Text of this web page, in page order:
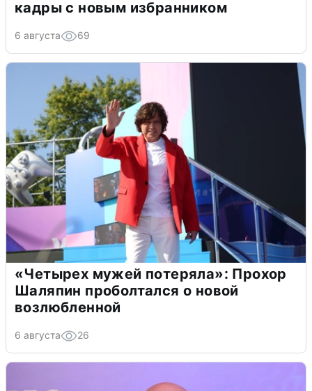
кадры с новым избранником
6 августа 69
«Четырех мужей потеряла»: Прохор
Шаляпин проболтался о новой
возлюбленной
6 августа 26